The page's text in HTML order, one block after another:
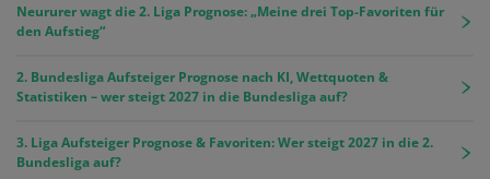
Neururer wagt die 2. Liga Prognose: „Meine drei Top-Favoriten für
den Aufstieg“
2. Bundesliga Aufsteiger Prognose nach KI, Wettquoten &
Statistiken – wer steigt 2027 in die Bundesliga auf?
3. Liga Aufsteiger Prognose & Favoriten: Wer steigt 2027 in die 2.
Bundesliga auf?